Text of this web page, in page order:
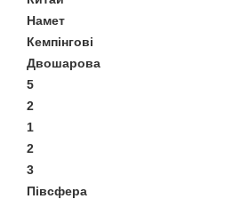
Намет
Кемпінгові
Двошарова
5
2
1
2
3
Півсфера